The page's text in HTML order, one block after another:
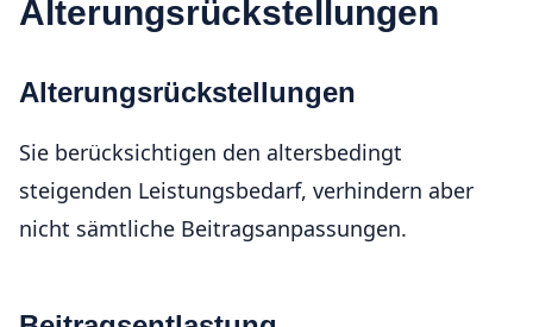
Alterungsrückstellungen
Alterungsrückstellungen
Sie berücksichtigen den altersbedingt
steigenden Leistungsbedarf, verhindern aber
nicht sämtliche Beitragsanpassungen.